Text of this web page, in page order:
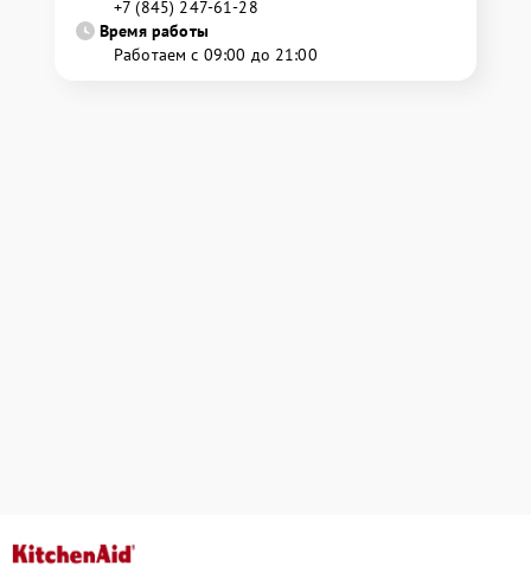
+7 (845) 247-61-28
Время работы
Работаем с 09:00 до 21:00